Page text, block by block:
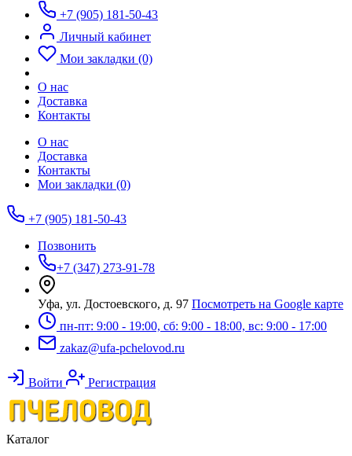
+7 (905) 181-50-43
Личный кабинет
Мои закладки (0)
О нас
Доставка
Контакты
О нас
Доставка
Контакты
Мои закладки (0)
+7 (905) 181-50-43
Позвонить
+7 (347) 273-91-78
Уфа, ул. Достоевского, д. 97 Посмотреть на Google карте
пн-пт: 9:00 - 19:00, сб: 9:00 - 18:00, вс: 9:00 - 17:00
zakaz@ufa-pchelovod.ru
Войти Регистрация
Каталог